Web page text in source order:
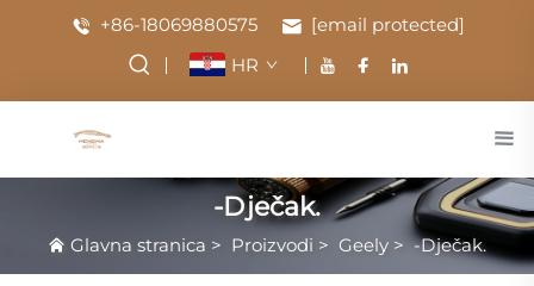
+86-18069880575
[email protected]
HR
-Dječak.
Glavna stranica > Proizvodi > Geely >-Dječak.